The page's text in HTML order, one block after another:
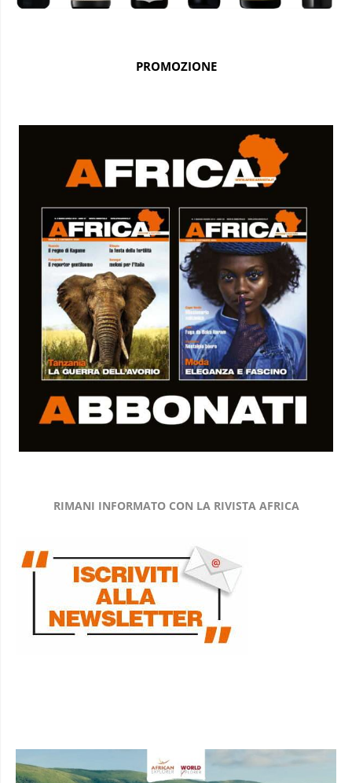
PROMOZIONE
RIMANI INFORMATO CON LA RIVISTA AFRICA